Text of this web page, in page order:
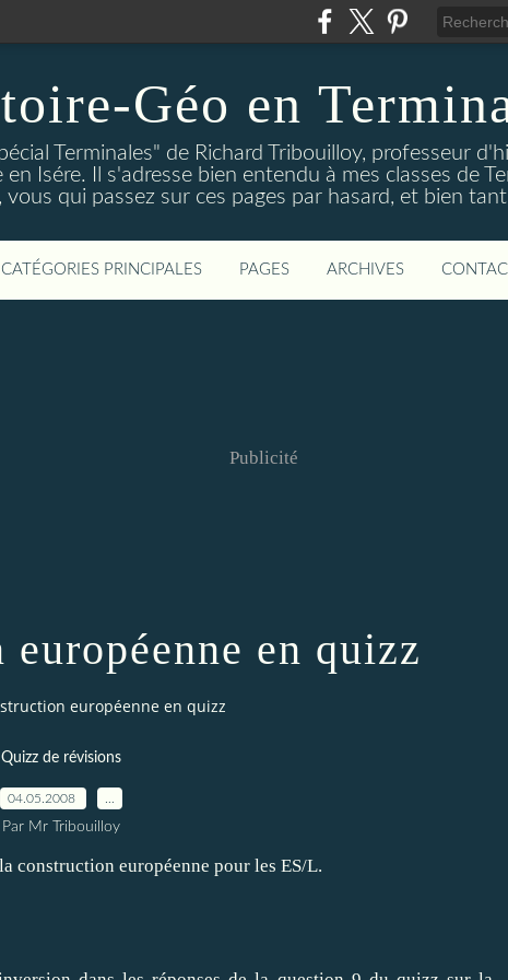
Géo en
Terminales" de Richard Tribouilloy, professeur
en Isére. Il s'adresse bien entendu à mes classes de
vous qui passez sur ces pages par hasard, et bien
CATÉGORIES PRINCIPALES PAGES ARCHIVES
Publicité
en quizz
européenne en quizz
Quizz de révisions
04.05.2008
Par Mr Tribouilloy
construction européenne pour les ES/L.